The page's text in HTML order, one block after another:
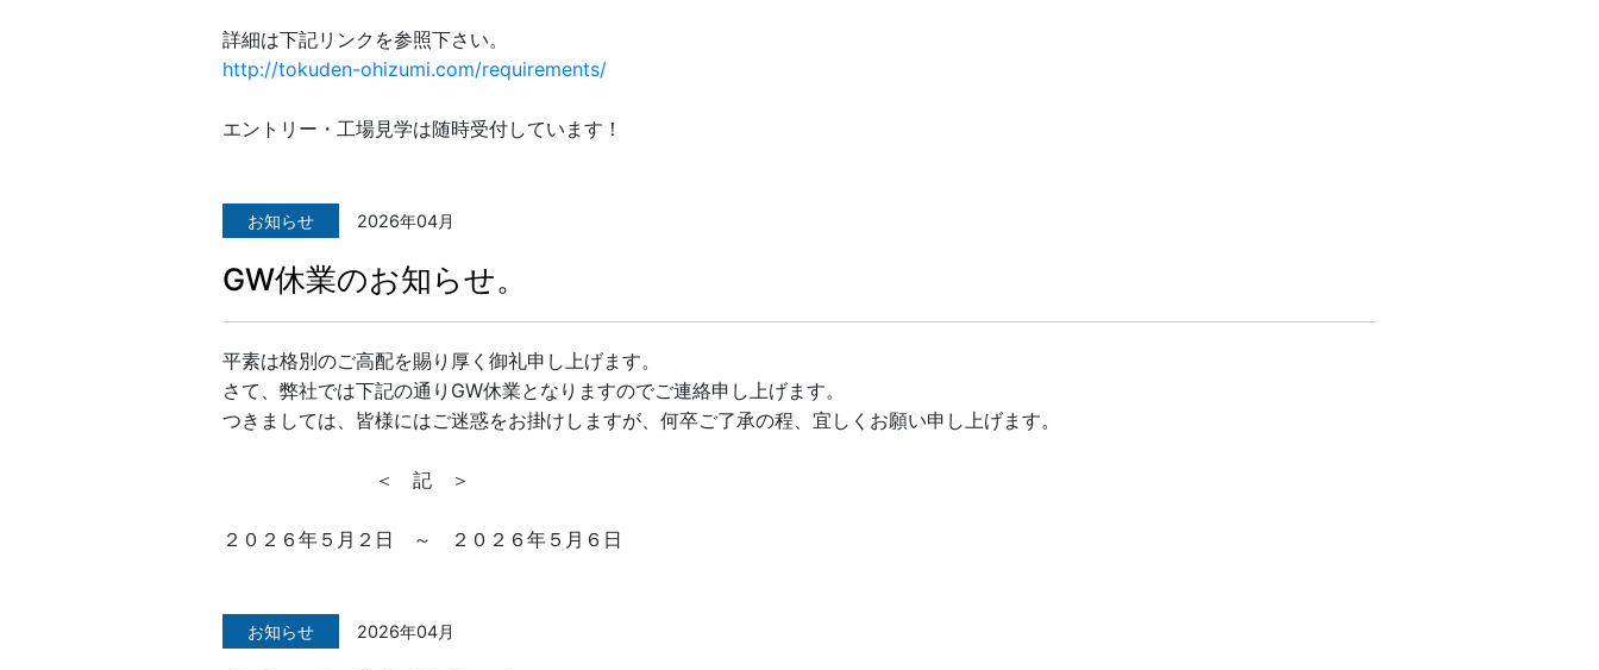
詳細は下記リンクを参照下さい。
http://tokuden-ohizumi.com/requirements/
エントリー・工場見学は随時受付しています！
お知らせ 2026年04月
GW休業のお知らせ。
平素は格別のご高配を賜り厚く御礼申し上げます。
さて、弊社では下記の通りGW休業となりますのでご連絡申し上げます。
つきましては、皆様にはご迷惑をお掛けしますが、何卒ご了承の程、宜しくお願い申し上げます。
＜ 記 ＞
２０２６年５月２日 ～ ２０２６年５月６日
お知らせ 2026年04月